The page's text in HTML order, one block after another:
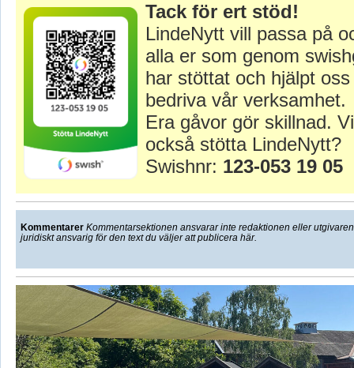
Tack för ert stöd!
LindeNytt vill passa på
alla er som genom
har stöttat och hjälpt
bedriva vår verksamhet.
Era gåvor gör skillnad.
också stötta LindeNytt?
Swishnr: 123-053 19 05
Kommentarer Kommentarsektionen ansvarar inte redaktionen eller
juridiskt ansvarig för den text du väljer att publicera här.